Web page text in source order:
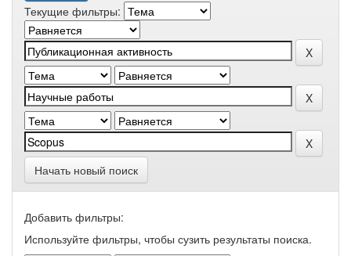
Текущие фильтры:
Начать новый поиск
Добавить фильтры:
Используйте фильтры, чтобы сузить результаты поиска.